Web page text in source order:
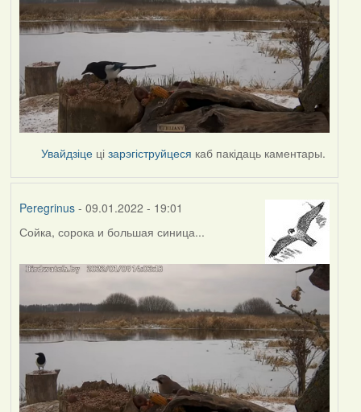
Увайдзіце цізарэгіструйцеся каб пакідаць каментары.
Peregrinus- 09.01.2022 - 19:01
Сойка, сорока и большая синица...